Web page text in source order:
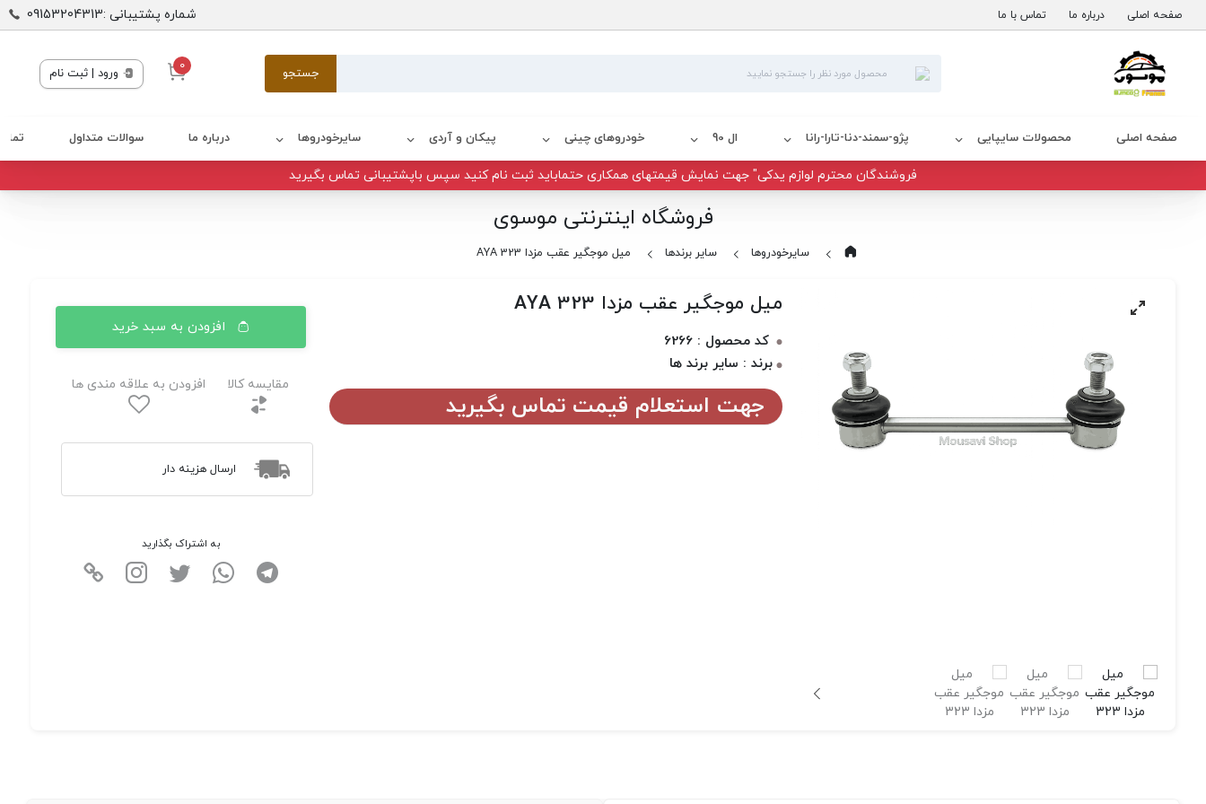
صفحه اصلی درباره ما تماس با ما شماره پشتیبانی :09153204313
جستجو 0 ورود | ثبت نام
صفحه اصلی محصولات سایپایی پژو-سمند-دنا-تارا-رانا ال 90 خودروهای چینی پیکان و آردی سایرخودروها درباره ما سوالات متداول
فروشندگان محترم لوازم یدکی" جهت نمایش قیمتهای همکاری حتماباید ثبت نام کنید سپس باپشتیبانی تماس بگیرید
فروشگاه اینترنتی موسوی
سایرخودروها سایر برندها میل موجگیر عقب مزدا 323 AYA
میل موجگیر عقب مزدا 323 AYA
کد محصول : 6266
برند : سایر برند ها
جهت استعلام قیمت تماس بگیرید
افزودن به سبد خرید
مقایسه کالا افزودن به علاقه مندی ها
ارسال هزینه دار
به اشتراک بگذارید